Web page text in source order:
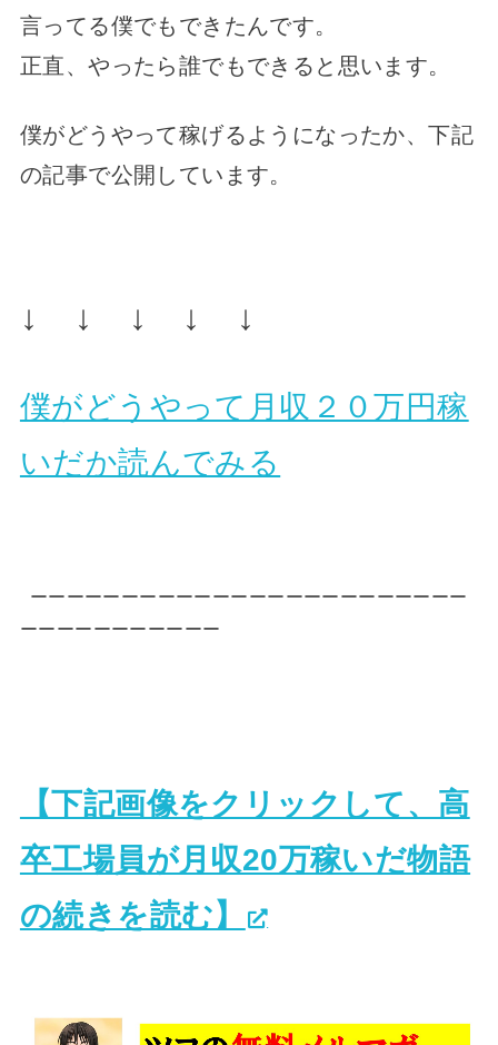
言ってる僕でもできたんです。
正直、やったら誰でもできると思います。
僕がどうやって稼げるようになったか、下記
の記事で公開しています。
↓ ↓ ↓ ↓ ↓
僕がどうやって月収２０万円稼
いだか読んでみる
ーーーーーーーーーーーーーーーーーーーーーーーー
ーーーーーーーーーーー
【下記画像をクリックして、高
卒工場員が月収20万稼いだ物語
の続きを読む】